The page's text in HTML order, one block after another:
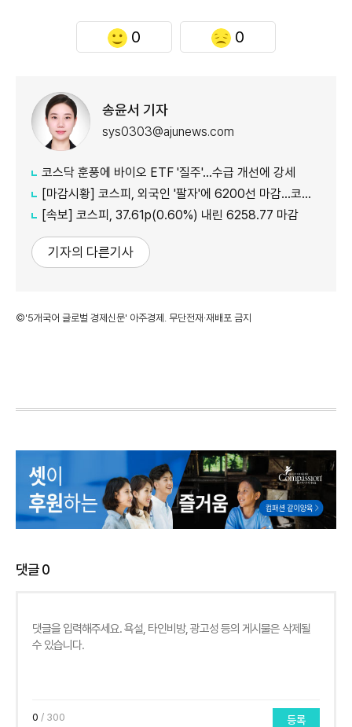
0 0
송윤서 기자
sys0303@ajunews.com
코스닥 훈풍에 바이오 ETF '질주'…수급 개선에 강세
[마감시황] 코스피, 외국인 '팔자'에 6200선 마감…코스닥도 하락
[속보] 코스피, 37.61p(0.60%) 내린 6258.77 마감
기자의 다른기사
©'5개국어 글로벌 경제신문' 아주경제. 무단전재·재배포 금지
댓글0
0 / 300 등록